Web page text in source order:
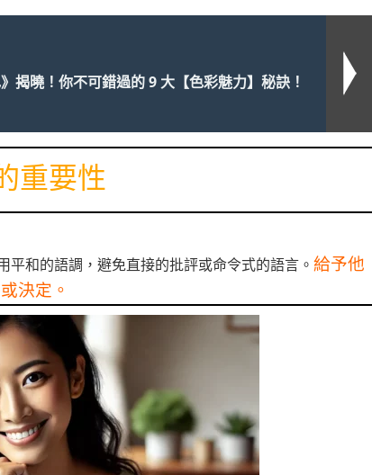
揭曉！你不可錯過的 9 大【色彩魅力】秘訣！
重要性
和的語調，避免直接的批評或命令式的語言。 給予他
決定。